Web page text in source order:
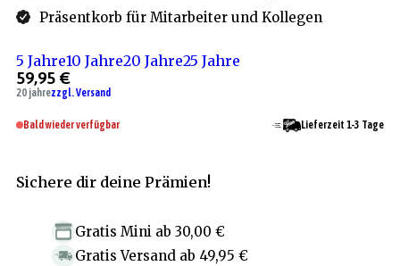
Präsentkorb für Mitarbeiter und Kollegen
5 Jahre10 Jahre20 Jahre25 Jahre
59,95 €
20 jahrezzgl. Versand
Bald wieder verfügbar Lieferzeit 1-3 Tage
Sichere dir deine Prämien!
Gratis Mini ab 30,00 €
Gratis Versand ab 49,95 €